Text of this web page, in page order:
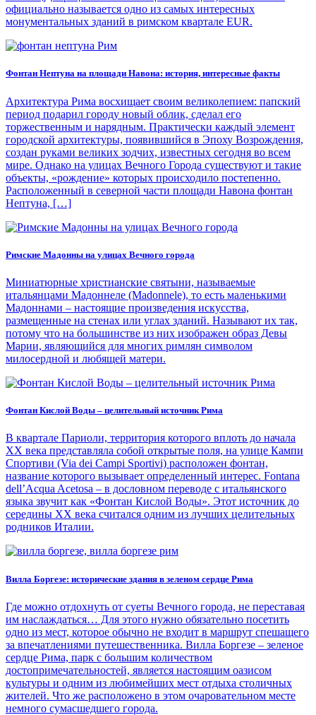
официально называется одно из самых интересных
монументальных зданий в римском квартале EUR.
Фонтан Нептуна на площади Навона: история, интересные факты
Архитектура Рима восхищает своим великолепием: папский
период подарил городу новый облик, сделал его
торжественным и нарядным. Практически каждый элемент
городской архитектуры, появившийся в Эпоху Возрождения,
создан руками великих зодчих, известных сегодня во всем
мире. Однако на улицах Вечного Города существуют и такие
объекты, «рождение» которых происходило постепенно.
Расположенный в северной части площади Навона фонтан
Нептуна, […]
Римские Мадонны на улицах Вечного города
Миниатюрные христианские святыни, называемые
итальянцами Мадоннеле (Madonnele), то есть маленькими
Мадоннами – настоящие произведения искусства,
размещенные на стенах или углах зданий. Называют их так,
потому что на большинстве из них изображен образ Девы
Марии, являющийся для многих римлян символом
милосердной и любящей матери.
Фонтан Кислой Воды – целительный источник Рима
В квартале Париоли, территория которого вплоть до начала
XX века представляла собой открытые поля, на улице Кампи
Спортиви (Via dei Campi Sportivi) расположен фонтан,
название которого вызывает определенный интерес. Fontana
dell’Acqua Acetosa – в дословном переводе с итальянского
языка звучит как «Фонтан Кислой Воды». Этот источник до
середины XX века считался одним из лучших целительных
родников Италии.
Вилла Боргезе: исторические здания в зеленом сердце Рима
Где можно отдохнуть от суеты Вечного города, не переставая
им наслаждаться… Для этого нужно обязательно посетить
одно из мест, которое обычно не входит в маршрут спешащего
за впечатлениями путешественника. Вилла Боргезе – зеленое
сердце Рима, парк с большим количеством
достопримечательностей, является настоящим оазисом
культуры и одним из любимейших мест отдыха столичных
жителей. Что же расположено в этом очаровательном месте
немного сумасшедшего города.